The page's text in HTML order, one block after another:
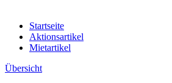
Startseite
Aktionsartikel
Mietartikel
Übersicht